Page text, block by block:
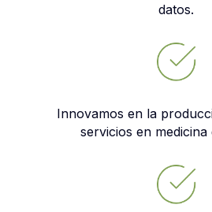
datos.
Innovamos en la
servicios en medicina